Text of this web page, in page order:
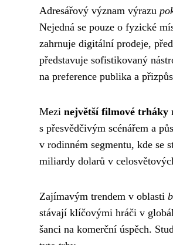
Adresářový význam výrazu
Nejedná se pouze o fyzické
zahrnuje digitální prodeje,
představuje sofistikovaný
na preference publika a
Mezi největší filmové trháky
s přesvědčivým scénářem a
v rodinném segmentu, kde se
miliardy dolarů v
Zajímavým trendem v oblasti
stávají klíčovými hráči v
šanci na komerční úspěch.